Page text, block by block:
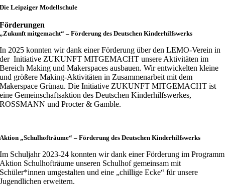
Die Leipziger Modellschule
Förderungen
„Zukunft mitgemacht“ – Förderung des Deutschen Kinderhilfswerks
In 2025 konnten wir dank einer Förderung über den LEMO-Verein in
der Initiative ZUKUNFT MITGEMACHT unsere Aktivitäten im
Bereich Making und Makerspaces ausbauen. Wir entwickelten kleine
und größere Making-Aktivitäten in Zusammenarbeit mit dem
Makerspace Grünau. Die Initiative ZUKUNFT MITGEMACHT ist
eine Gemeinschaftsaktion des Deutschen Kinderhilfswerkes,
ROSSMANN und Procter & Gamble.
Aktion „Schulhofträume“ – Förderung des Deutschen Kinderhilfswerks
Im Schuljahr 2023-24 konnten wir dank einer Förderung im Programm
Aktion Schulhofträume unseren Schulhof gemeinsam mit
Schüler*innen umgestalten und eine „chillige Ecke“ für unsere
Jugendlichen erweitern.